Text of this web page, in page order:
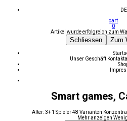
DE
cart
0
Artikel wurde erfolgreich zum
Schliessen Zum
Unser Geschäft
Smart games,
Alter: 3+ 1 Spieler 48 Varianten
Mehr anzeigen